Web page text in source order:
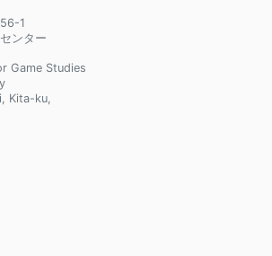
1
ンター
Game Studies
Kita-ku,